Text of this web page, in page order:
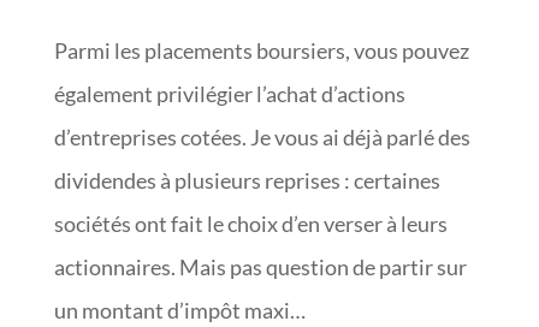
Parmi les placements boursiers, vous pouvez
également privilégier l’achat d’actions
d’entreprises cotées. Je vous ai déjà parlé des
dividendes à plusieurs reprises : certaines
sociétés ont fait le choix d’en verser à leurs
actionnaires. Mais pas question de partir sur
un montant d’impôt maxi…